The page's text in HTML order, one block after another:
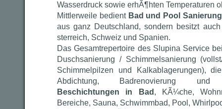
Wasserdruck sowie erhÃ¶hten Temperaturen
Mittlerweile bedient Bad und Pool Sanierung
aus ganz Deutschland, sondern besitzt
sterreich, Schweiz und Spanien.
Das Gesamtrepertoire des Slupina Service
Duschsanierung / Schimmelsanierung
Schimmelpilzen und Kalkablagerungen),
Abdichtung, Badrenovierung und
Beschichtungen in Bad , KÃ¼che,
Bereiche, Sauna, Schwimmbad, Pool,